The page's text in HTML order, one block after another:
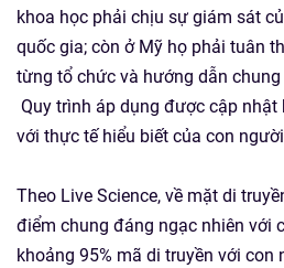
khoa học phải chịu sự giám sát
quốc gia; còn ở Mỹ họ phải tuân
từng tổ chức và hướng dẫn chung
Quy trình áp dụng được cập
với thực tế hiểu biết của con
Theo Live Science, về mặt di
điểm chung đáng ngạc nhiên với
khoảng 95% mã di truyền với